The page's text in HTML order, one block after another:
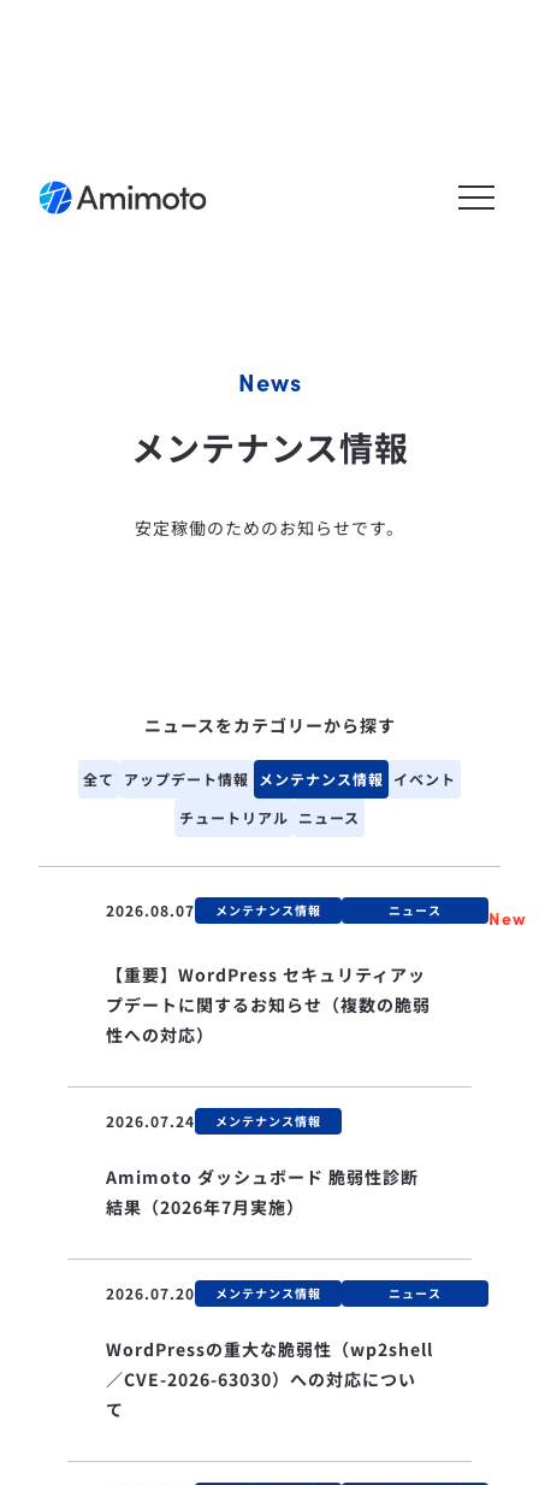
News
メンテナンス情報
安定稼働のためのお知らせです。
ニュースをカテゴリーから探す
全て アップデート情報 メンテナンス情報 イベント
チュートリアル ニュース
2026.08.07 メンテナンス情報 ニュース New
【重要】WordPress セキュリティアッ
プデートに関するお知らせ（複数の脆弱
性への対応）
2026.07.24 メンテナンス情報
Amimoto ダッシュボード 脆弱性診断
結果（2026年7月実施）
2026.07.20 メンテナンス情報 ニュース
WordPressの重大な脆弱性（wp2shell
／CVE-2026-63030）への対応につい
て